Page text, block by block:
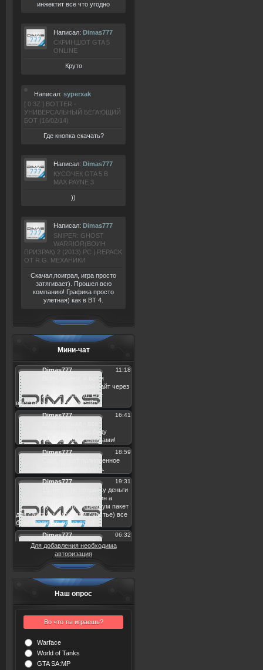
инжектит все что угодно
Написал: Dimas777
СКРИНШОТ GTA 5
ONLINE
Круто
Написал: syperxak
[ 0.3Z ] BOTTER -
УНИВЕРСАЛЬНЫЙ БЕГАЮЩИЙ
БОТ (16/02/14)
Где кнопка скачать?
Написал: Dimas777
КУСОЧЕК GTA 5 В
MAX PAYNE 3
))
Написал: Dimas777
SNIPER: GHOST
WARRIOR(ВОИН
ПРИЗРАК) 2 (2013) РС | REPACK
ОТ R.G. МЕХАНИКИ
Скачал,поиграл, игра просто
затягивает). Прошел всю
компанию! Графика просто
улетная) как в BT 4.
Мини-чат
Для добавления необходима
авторизация
Наш опрос
Во что ты играешь?
Warface
World of Tanks
GTA SA:MP